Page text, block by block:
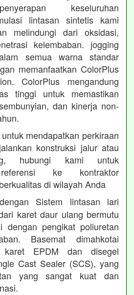
keseluruhan
lintasan sintetis kami
melindungi dari oksidasi,
kelembaban. jogging
semua warna standar
memanfaatkan ColorPlus
ColorPlus mengandung
tinggi untuk memastikan
dan kinerja non-
mendapatkan perkiraan
konstruksi jalur atau
hubungi kami untuk
ke kontraktor
di wilayah Anda
Sistem lintasan lari
karet daur ulang bermutu
dengan pengikat poliuretan
Basemat dimahkotai
karet EPDM dan disegel
Cast Sealer (SCS), yang
yang sangat kuat dan